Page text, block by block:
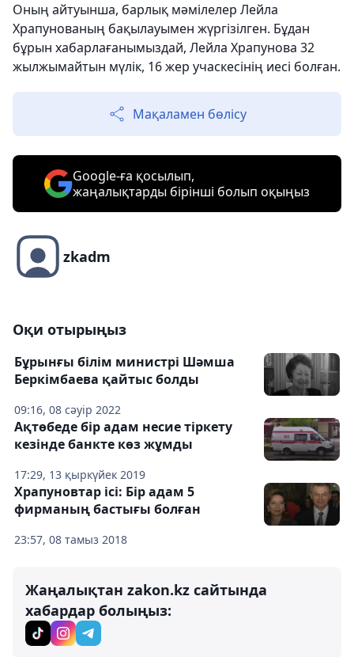
Оның айтуынша, барлық мәмілелер Лейла
Храпунованың бақылауымен жүргізілген. Бұдан
бұрын хабарлағанымыздай, Лейла Храпунова 32
жылжымайтын мүлік, 16 жер учаскесінің иесі болған.
Мақаламен бөлісу
Google-ға қосылып,
жаңалықтарды бірінші болып оқыңыз
zkadm
Оқи отырыңыз
09:16, 08 сәуір 2022
Бұрынғы білім министрі Шәмша
Беркімбаева қайтыс болды
17:29, 13 қыркүйек 2019
Ақтөбеде бір адам несие тіркету
кезінде банкте көз жұмды
23:57, 08 тамыз 2018
Храпуновтар ісі: Бір адам 5
фирманың бастығы болған
Жаңалықтан zakon.kz сайтында
хабардар болыңыз: